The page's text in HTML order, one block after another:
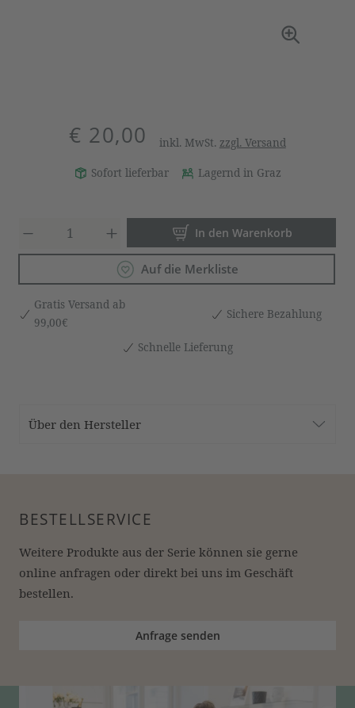
€ 20,00 inkl. MwSt. zzgl. Versand
Sofort lieferbar Lagernd in Graz
Produkt Anzahl: Gib den
In den Warenkorb
Auf die Merkliste
Gratis Versand ab
99,00€
Sichere Bezahlung
Schnelle Lieferung
Über den Hersteller
BESTELLSERVICE
Weitere Produkte aus der Serie können sie gerne
online anfragen oder direkt bei uns im Geschäft
bestellen.
Anfrage senden